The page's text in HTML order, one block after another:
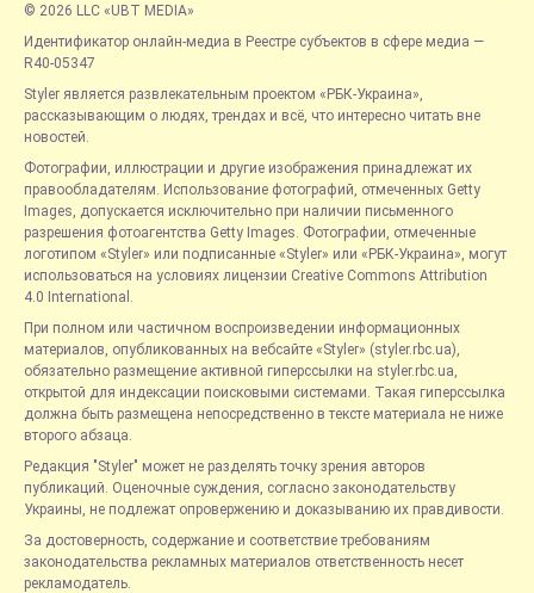
© 2026 LLC «UBT MEDIA»
Идентификатор онлайн-медиа в Реестре субъектов в сфере медиа —
R40-05347
Styler является развлекательным проектом «РБК-Украина»,
рассказывающим о людях, трендах и всё, что интересно читать вне
новостей.
Фотографии, иллюстрации и другие изображения принадлежат их
правообладателям. Использование фотографий, отмеченных Getty
Images, допускается исключительно при наличии письменного
разрешения фотоагентства Getty Images. Фотографии, отмеченные
логотипом «Styler» или подписанные «Styler» или «РБК-Украина», могут
использоваться на условиях лицензии Creative Commons Attribution
4.0 International.
При полном или частичном воспроизведении информационных
материалов, опубликованных на вебсайте «Styler» (styler.rbc.ua),
обязательно размещение активной гиперссылки на styler.rbc.ua,
открытой для индексации поисковыми системами. Такая гиперссылка
должна быть размещена непосредственно в тексте материала не ниже
второго абзаца.
Редакция "Styler" может не разделять точку зрения авторов
публикаций. Оценочные суждения, согласно законодательству
Украины, не подлежат опровержению и доказыванию их правдивости.
За достоверность, содержание и соответствие требованиям
законодательства рекламных материалов ответственность несет
рекламодатель.